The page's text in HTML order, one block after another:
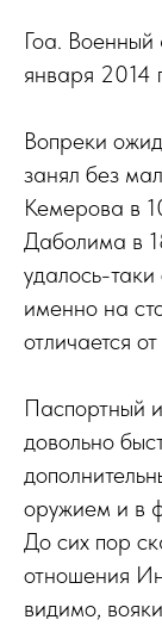
Гоа.
января 2014
Вопреки
занял без
Кемерова в
Даболима в
удалось-
именно на
отличается
Паспортный
довольно
оружием и в
До сих пор
отношения
видимо,